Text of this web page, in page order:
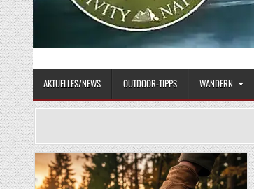
STAY WILD – OUTDOOR
AKTUELLES/NEWS OUTDOOR-TIPPS WANDERN
Posted in